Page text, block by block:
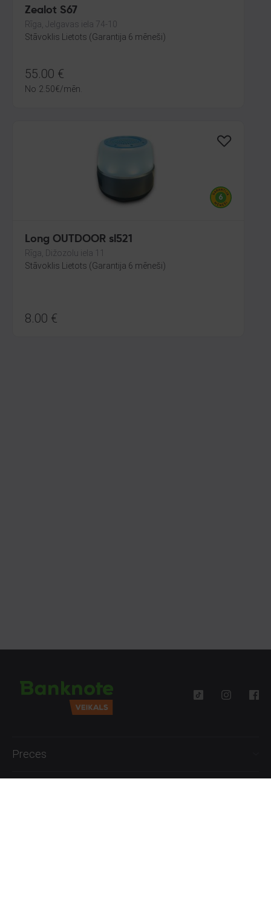
Zealot S67
Rīga, Jelgavas iela 74-10
Stāvoklis Lietots (Garantija 6 mēneši)
55.00 €
No 2.50€/mēn.
Long OUTDOOR sl521
Rīga, Dižozolu iela 11
Stāvoklis Lietots (Garantija 6 mēneši)
8.00 €
Preces